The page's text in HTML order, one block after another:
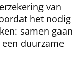
van
het nodig
samen gaan
duurzame